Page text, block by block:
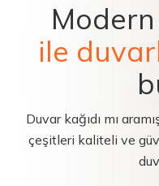
Modern
ile
Duvar kağıdı mı
çeşitleri kaliteli ve